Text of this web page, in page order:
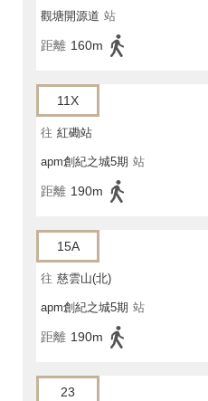
觀塘開源道 站
距離 160m
11X
往 紅磡站
apm創紀之城5期 站
距離 190m
15A
往 慈雲山(北)
apm創紀之城5期 站
距離 190m
23